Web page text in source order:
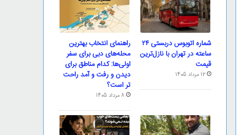
شماره اتوبوس دربستی ۲۴
ساعته در تهران با نازل‌ترین
قیمت
12 مرداد 1405
راهنمای انتخاب بهترین
محله‌های دبی برای سفر
اولی‌ها: کدام مناطق برای
دیدن و رفت و آمد راحت
تر است؟
8 مرداد 1405